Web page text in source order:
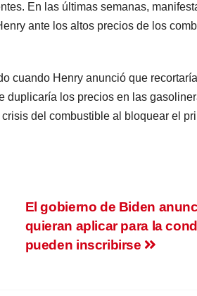
En las últimas semanas,
ante los altos precios de los
cuando Henry anunció que
duplicaría los precios en las
del combustible al bloquear el
El gobierno de Biden
quieran aplicar para la
pueden inscribirse